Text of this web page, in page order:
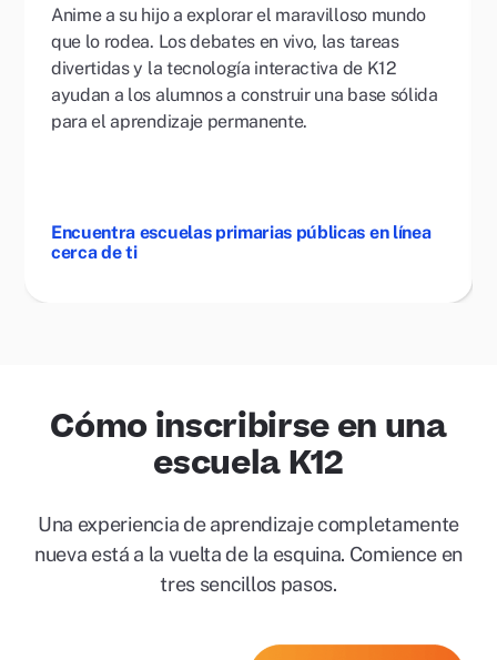
Anime a su hijo a explorar el maravilloso mundo
que lo rodea. Los debates en vivo, las tareas
divertidas y la tecnología interactiva de K12
ayudan a los alumnos a construir una base sólida
para el aprendizaje permanente.
Encuentra escuelas primarias públicas en línea
cerca de ti
Cómo inscribirse en una
escuela K12
Una experiencia de aprendizaje completamente
nueva está a la vuelta de la esquina. Comience en
tres sencillos pasos.